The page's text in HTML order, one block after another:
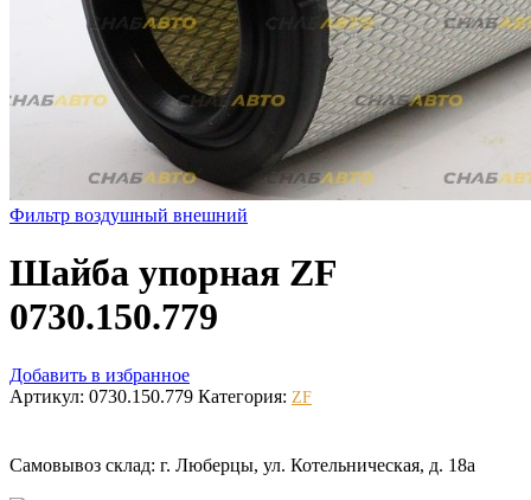
Фильтр воздушный внешний
Шайба упорная ZF
0730.150.779
Добавить в избранное
Артикул: 0730.150.779 Категория: ZF
Самовывоз склад: г. Люберцы, ул. Котельническая, д. 18а